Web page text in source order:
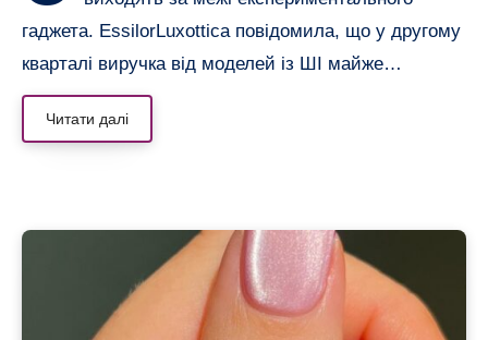
гаджета. EssilorLuxottica повідомила, що у другому
кварталі виручка від моделей із ШІ майже…
Читати далі